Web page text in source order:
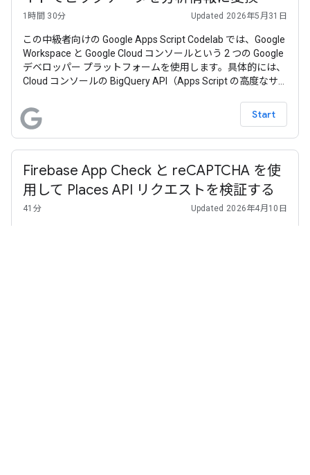
1時間 30分 Updated 2026年5月31日
この中級者向けの Google Apps Script Codelab では、Google
Workspace と Google Cloud コンソールという 2 つの Google
デベロッパー プラットフォームを使用します。具体的には、
Cloud コンソールの BigQuery API（Apps Script の高度なサ
（Google スプレッドシートと Google スライド）を使用しま
す。このサンプルアプリの目的は、ビッグデータ分析からス
ライド プレゼンテーションまで、最終的な作業をすべて（比
較的）短いコードで自動化できることをユーザーに示すこと
です。
Start
Firebase App Check と reCAPTCHA を使
用して Places API リクエストを検証する
41分 Updated 2026年4月10日